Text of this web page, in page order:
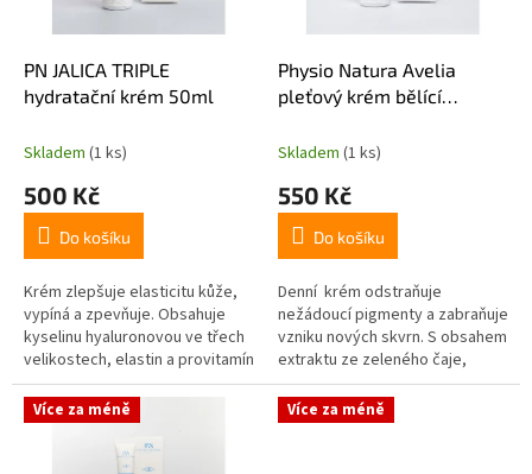
PN JALICA TRIPLE
hydratační krém 50ml
Skladem (1 ks)
500 Kč
Do košíku
Krém zlepšuje elasticitu kůže,
vypíná a zpevňuje. Obsahuje
kyselinu hyaluronovou ve třech
velikostech, elastin a provitamín
B5. Pro pleť citlivou a šupinatou,
působí hojivě.
Physio Natura Avelia
pleťový krém bělící
Skladem (1 ks)
550 Kč
Do košíku
Denní krém odstraňuje
nežádoucí pigmenty a zabraňuje
vzniku nových skvrn. S obsahem
extraktu ze zeleného čaje,
medvědice lékařské s
arbutinem, lékořice a papáji.
Obsahuje...
Více za méně Více za méně